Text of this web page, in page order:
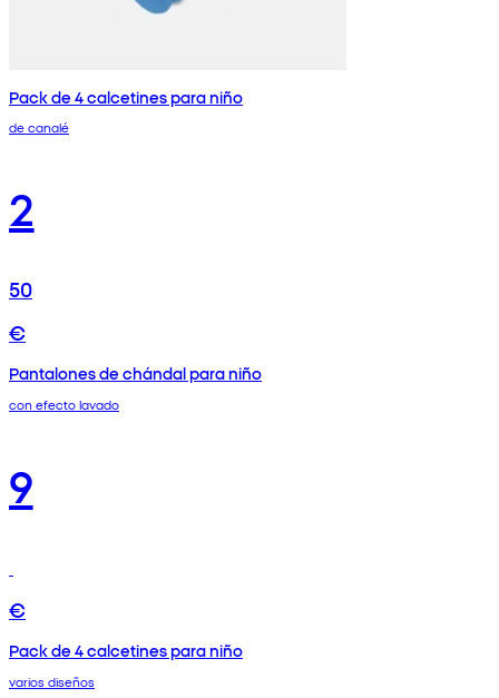
Pack de 4 calcetines para niño
de canalé
2
50
€
Pantalones de chándal para niño
con efecto lavado
9
€
Pack de 4 calcetines para niño
varios diseños